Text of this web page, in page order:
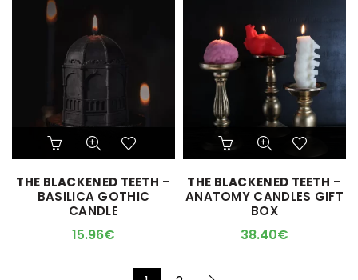
THE BLACKENED TEETH –
BASILICA GOTHIC
CANDLE
15.96€
THE BLACKENED TEETH –
ANATOMY CANDLES GIFT
BOX
38.40€